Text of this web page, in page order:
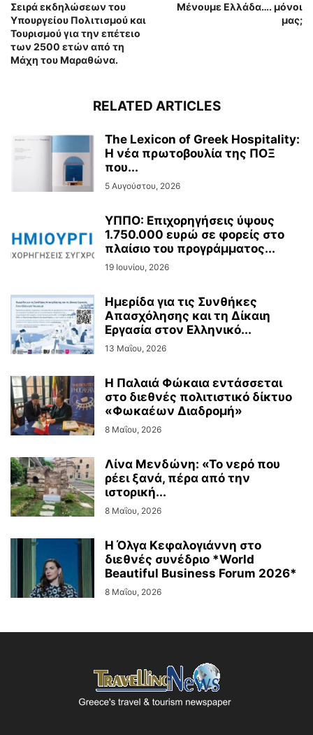
Σειρά εκδηλώσεων του
Υπουργείου Πολιτισμού και
Τουρισμού για την επέτειο
των 2500 ετών από τη
Μάχη του Μαραθώνα.
Μένουμε Ελλάδα…. μόνοι
μας;
RELATED ARTICLES
The Lexicon of Greek Hospitality:
Η νέα πρωτοβουλία της ΠΟΞ
που...
5 Αυγούστου, 2026
ΥΠΠΟ: Επιχορηγήσεις ύψους
1.750.000 ευρώ σε φορείς στο
πλαίσιο του προγράμματος...
19 Ιουνίου, 2026
Ημερίδα για τις Συνθήκες
Απασχόλησης και τη Δίκαιη
Εργασία στον Ελληνικό...
13 Μαΐου, 2026
Η Παλαιά Φώκαια εντάσσεται
στο διεθνές πολιτιστικό δίκτυο
«Φωκαέων Διαδρομή»
8 Μαΐου, 2026
Λίνα Μενδώνη: «Το νερό που
ρέει ξανά, πέρα από την
ιστορική...
8 Μαΐου, 2026
Η Όλγα Κεφαλογιάννη στο
διεθνές συνέδριο *World
Beautiful Business Forum 2026*
8 Μαΐου, 2026